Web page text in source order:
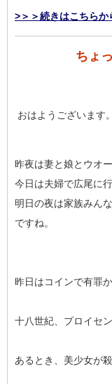
>＞＞続きはこちらか
ちょ
おはようございます
昨夜は妻と娘とウオ
今日は夫婦で広尾に
明日の夜は家族みん
ですね。
昨日はコインで有罪
十八世紀、プロイセ
あるとき、美少女が